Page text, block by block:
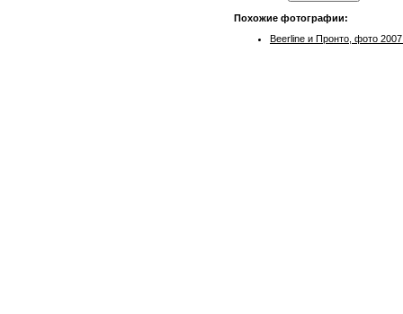
Похожие фотографии:
Beerline и Пронто, фото 2007